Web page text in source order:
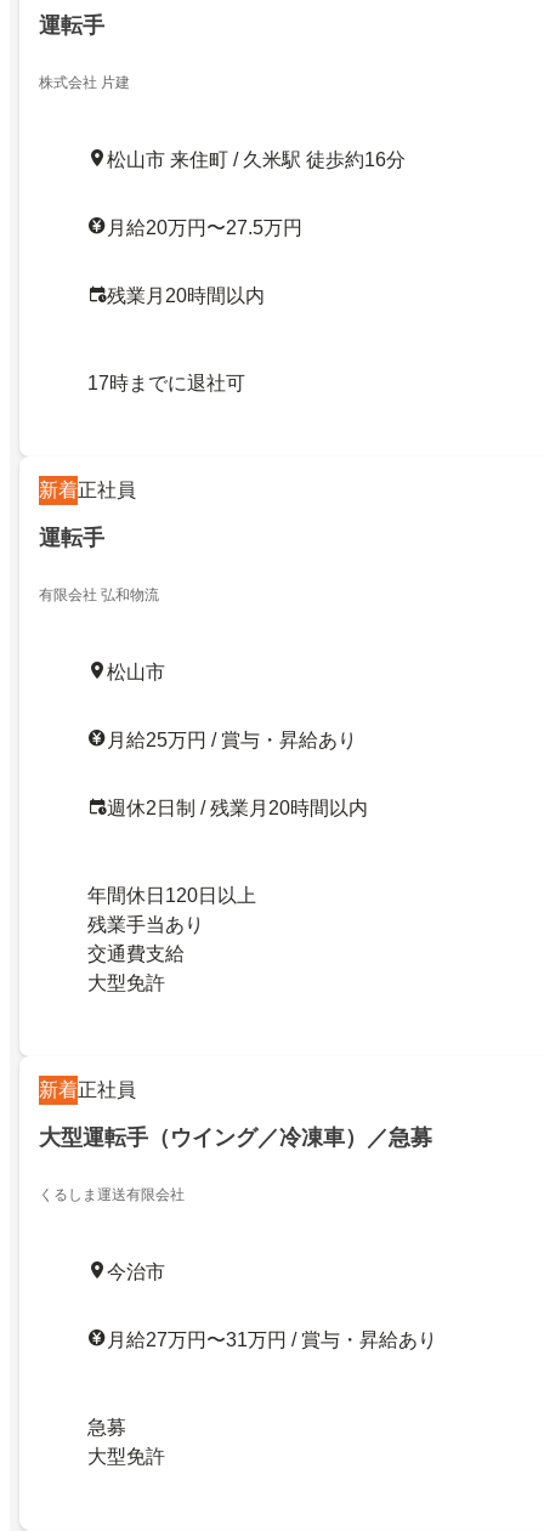
運転手
株式会社 片建
松山市 来住町 / 久米駅 徒歩約16分
月給20万円〜27.5万円
残業月20時間以内
17時までに退社可
新着正社員
運転手
有限会社 弘和物流
松山市
月給25万円 / 賞与・昇給あり
週休2日制 / 残業月20時間以内
年間休日120日以上
残業手当あり
交通費支給
大型免許
新着正社員
大型運転手（ウイング／冷凍車）／急募
くるしま運送有限会社
今治市
月給27万円〜31万円 / 賞与・昇給あり
急募
大型免許